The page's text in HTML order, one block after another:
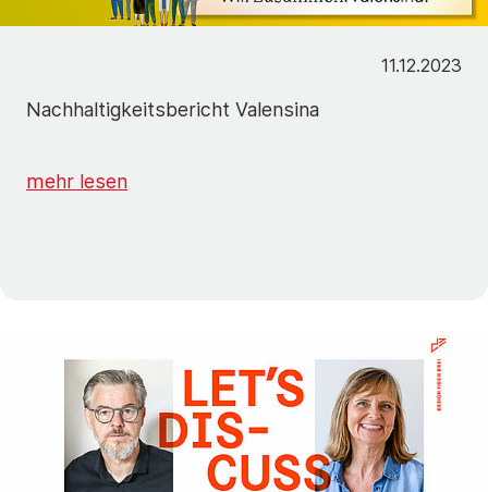
11.12.2023
Nachhaltigkeitsbericht Valensina
mehr lesen